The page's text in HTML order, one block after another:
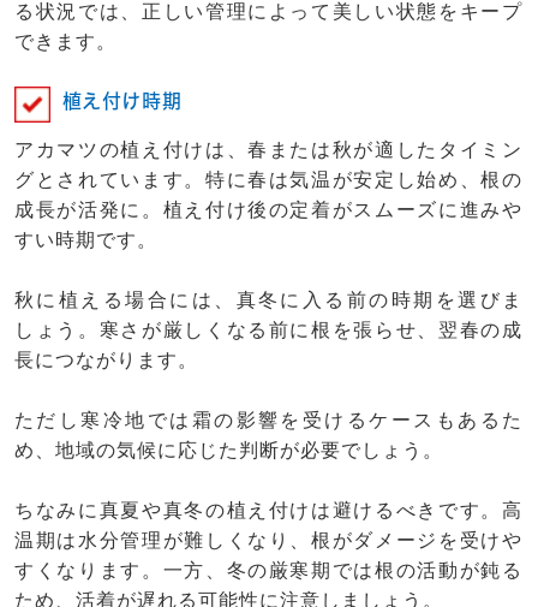
る状況では、正しい管理によって美しい状態をキープ
できます。
植え付け時期
アカマツの植え付けは、春または秋が適したタイミン
グとされています。特に春は気温が安定し始め、根の
成長が活発に。植え付け後の定着がスムーズに進みや
すい時期です。
秋に植える場合には、真冬に入る前の時期を選びま
しょう。寒さが厳しくなる前に根を張らせ、翌春の成
長につながります。
ただし寒冷地では霜の影響を受けるケースもあるた
め、地域の気候に応じた判断が必要でしょう。
ちなみに真夏や真冬の植え付けは避けるべきです。高
温期は水分管理が難しくなり、根がダメージを受けや
すくなります。一方、冬の厳寒期では根の活動が鈍る
ため、活着が遅れる可能性に注意しましょう。